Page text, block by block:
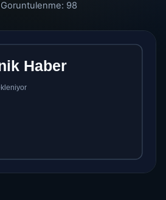
Goruntulenme: 98